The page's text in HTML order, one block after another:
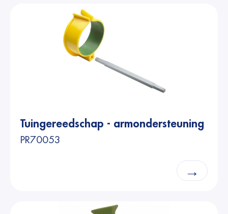
Tuingereedschap - armondersteuning
PR70053
→